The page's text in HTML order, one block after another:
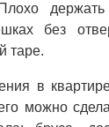
без
таре.
в
можно